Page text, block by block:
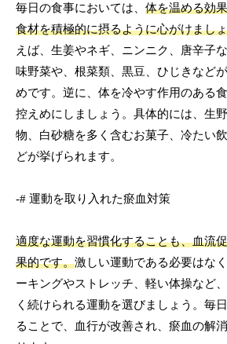
毎日の食事においては、体を温める効
食材を積極的に摂るように心がけまし
えば、生姜やネギ、ニンニク、唐辛子
味野菜や、根菜類、黒豆、ひじきなど
めです。逆に、体を冷やす作用のある
控えめにしましょう。具体的には、生
物、白砂糖を多く含むお菓子、冷たい
どが挙げられます。
-# 運動を取り入れた瘀血対策
適度な運動を習慣化することも、血流
果的です。激しい運動である必要はな
ーキングやストレッチ、軽い体操など
く続けられる運動を選びましょう。毎
ることで、血行が改善され、瘀血の解